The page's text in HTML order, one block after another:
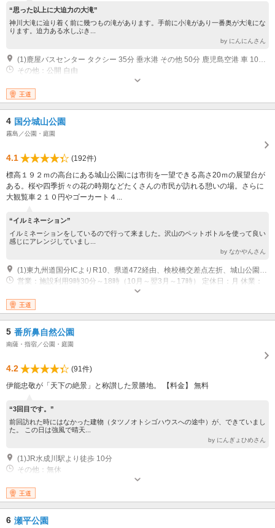
“思った以上に大迫力の大滝”
神川大滝に辿り着く前に幾つもの滝があります。手前に小滝があり一番奥が大滝にな
ります。迫力ある水しぶき...
by にんにんさん
(1)鹿屋バスセンター タクシー 35分 垂水港 その他 50分 鹿児島空港 車 100分
その他：公開 自由
王道
4 国分城山公園
霧島／公園・庭園
4.1
(192件)
標高１９２ｍの高台にある城山公園には市街を一望できる高さ20ｍの展望台が
ある。桜や四季折々の花の時期などたくさんの市民が訪れる憩いの場。さらに
大観覧車２１０円やゴーカート４...
“イルミネーション”
イルミネーションをしているので行って来ました。沢山のペットボトルを使って良い
感じにアレンジしていまし...
by なかやんさん
(1)東九州道国分ICよりR10、県道472経由、検校橋交差点左折、城山公園方面へ5分
営業：施設利用9時30分～18時（10月～翌3月～17時） 定休日：月 休業：
定休日が祝日の場合は翌日休、7月下旬～8月無休
王道
5 番所鼻自然公園
南薩・指宿／公園・庭園
4.2
(91件)
伊能忠敬が「天下の絶景」と称讃した景勝地。 【料金】 無料
“3回目です。”
前回訪れた時にはなかった建物（タツノオトシゴハウスへの途中）が、できていまし
た。 この日は強風で晴天...
by にんぎょひめさん
(1)JR水成川駅より徒歩 10分
その他：無休
王道
6 瀬平公園